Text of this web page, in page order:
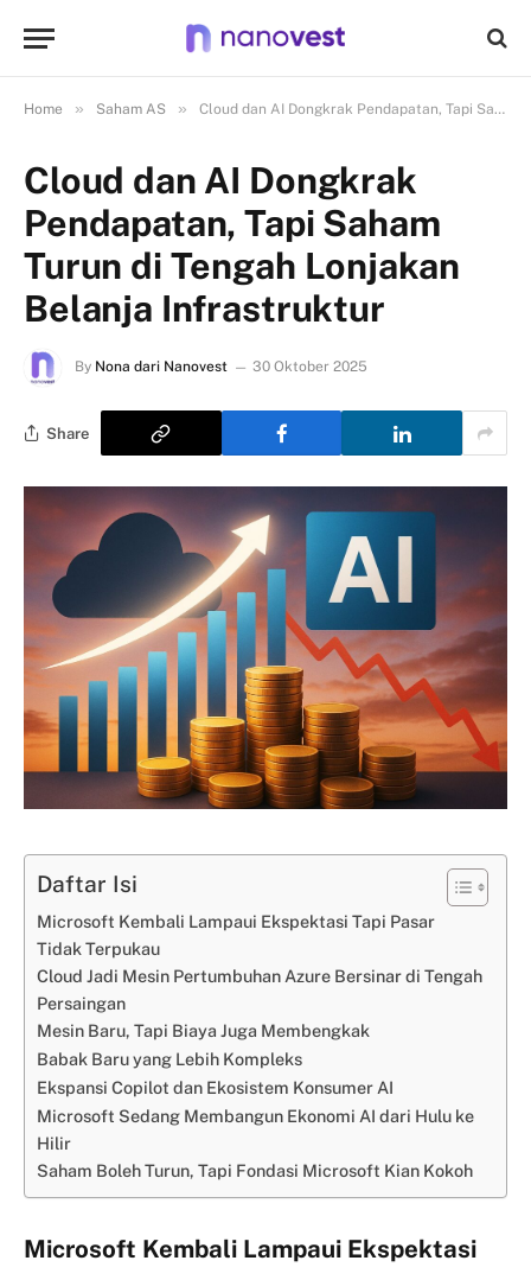
Home » Saham AS » Cloud dan AI Dongkrak Pendapatan, Tapi Saham Turun di Tengah Lonjakan Belanja Infrastruktur
Cloud dan AI Dongkrak
Pendapatan, Tapi Saham
Turun di Tengah Lonjakan
Belanja Infrastruktur
By Nona dari Nanovest 30 Oktober 2025
Share
Daftar Isi
Microsoft Kembali Lampaui Ekspektasi Tapi Pasar
Tidak Terpukau
Cloud Jadi Mesin Pertumbuhan Azure Bersinar di Tengah
Persaingan
Mesin Baru, Tapi Biaya Juga Membengkak
Babak Baru yang Lebih Kompleks
Ekspansi Copilot dan Ekosistem Konsumer AI
Microsoft Sedang Membangun Ekonomi AI dari Hulu ke
Hilir
Saham Boleh Turun, Tapi Fondasi Microsoft Kian Kokoh
Microsoft Kembali Lampaui Ekspektasi